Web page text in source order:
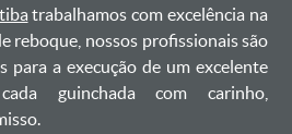
trabalhamos com excelência na
reboque, nossos profissionais são
para a execução de um excelente
guinchada com carinho,